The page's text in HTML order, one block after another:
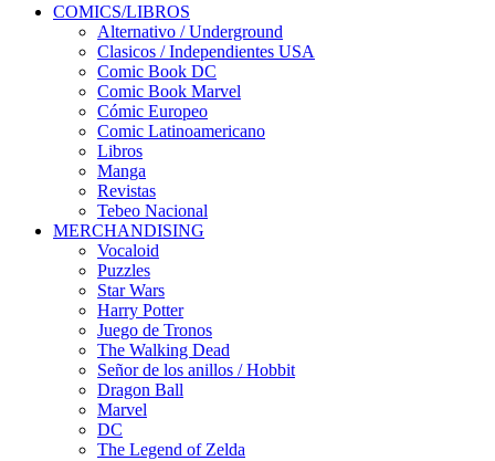
COMICS/LIBROS
Alternativo / Underground
Clasicos / Independientes USA
Comic Book DC
Comic Book Marvel
Cómic Europeo
Comic Latinoamericano
Libros
Manga
Revistas
Tebeo Nacional
MERCHANDISING
Vocaloid
Puzzles
Star Wars
Harry Potter
Juego de Tronos
The Walking Dead
Señor de los anillos / Hobbit
Dragon Ball
Marvel
DC
The Legend of Zelda